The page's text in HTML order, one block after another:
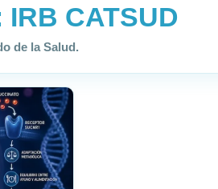
IRB CATSUD
de la Salud.